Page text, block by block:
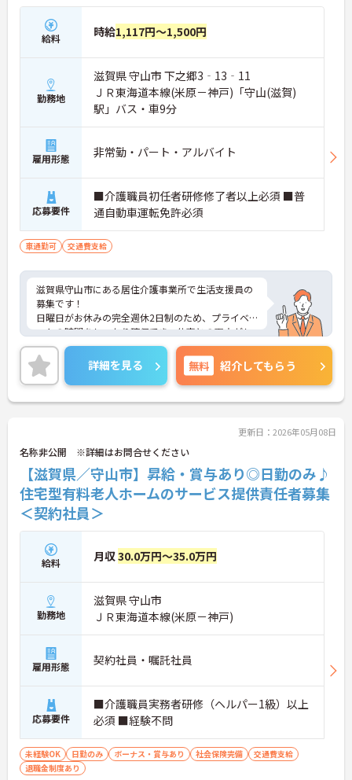
給料 時給1,117円～1,500円
勤務地
滋賀県 守山市 下之郷3‐13‐11
ＪＲ東海道本線(米原－神戸)「守山(滋賀)
駅」バス・車9分
雇用形態 非常勤・パート・アルバイト
応募要件
■介護職員初任者研修修了者以上必須 ■普
通自動車運転免許必須
車通勤可 交通費支給
滋賀県守山市にある居住介護事業所で生活支援員の
募集です！
日曜日がお休みの完全週休2日制のため、プライベ
ートの時間をしっかり確保でき、仕事との両立がし
やすい職場です◎
また、残業もないため、終業後の予定も立てやすい
環境です♪
ご興味ある方は面接ポイントをお伝えしますので、
お気軽にご連絡ください。
詳細を見る 無料 紹介してもらう
更新日：2026年05月08日
名称非公開 ※詳細はお問合せください
【滋賀県／守山市】昇給・賞与あり◎日勤のみ♪
住宅型有料老人ホームのサービス提供責任者募集
＜契約社員＞
給料 月収30.0万円～35.0万円
勤務地
滋賀県 守山市
ＪＲ東海道本線(米原－神戸)
雇用形態 契約社員・嘱託社員
応募要件
■介護職員実務者研修（ヘルパー1級）以上
必須 ■経験不問
未経験OK 日勤のみ ボーナス・賞与あり 社会保険完備
交通費支給
退職金制度あり